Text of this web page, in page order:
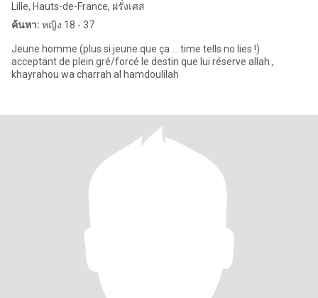
Lille, Hauts-de-France, ฝรั่งเศส
ค้นหา: หญิง 18 - 37
Jeune homme (plus si jeune que ça ... time tells no lies !)
acceptant de plein gré/forcé le destin que lui réserve allah ,
khayrahou wa charrah al hamdoulilah